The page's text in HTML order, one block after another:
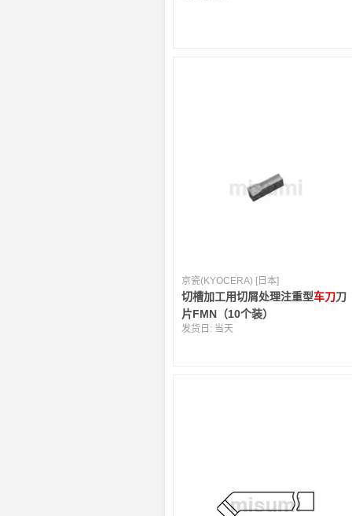
京瓷(KYOCERA) [日本]
切槽加工用切屑处理注重型车刀刀
片FMN（10个装）
发货日: 当天